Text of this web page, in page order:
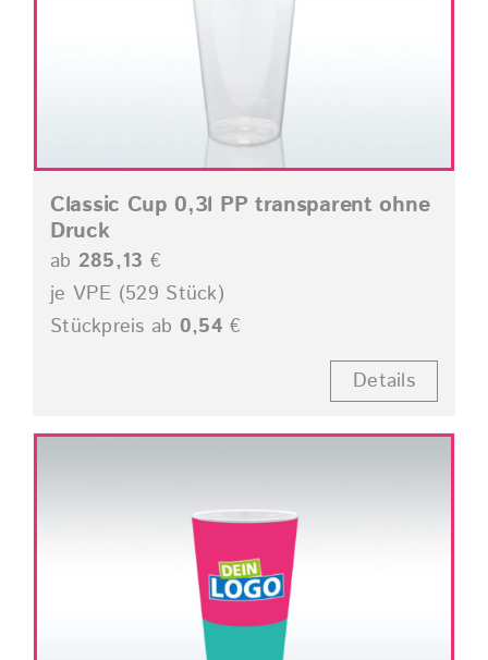
Classic Cup 0,3l PP transparent ohne
Druck
ab 285,13 €
je VPE (529 Stück)
Stückpreis ab 0,54 €
Details